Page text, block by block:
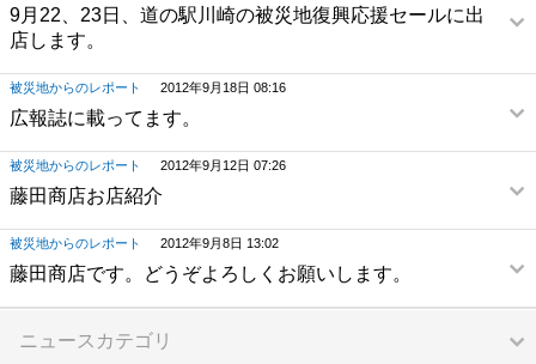
9月22、23日、道の駅川崎の被災地復興応援セールに出
店します。
被災地からのレポート 2012年9月18日 08:16
広報誌に載ってます。
被災地からのレポート 2012年9月12日 07:26
藤田商店お店紹介
被災地からのレポート 2012年9月8日 13:02
藤田商店です。どうぞよろしくお願いします。
ニュースカテゴリ